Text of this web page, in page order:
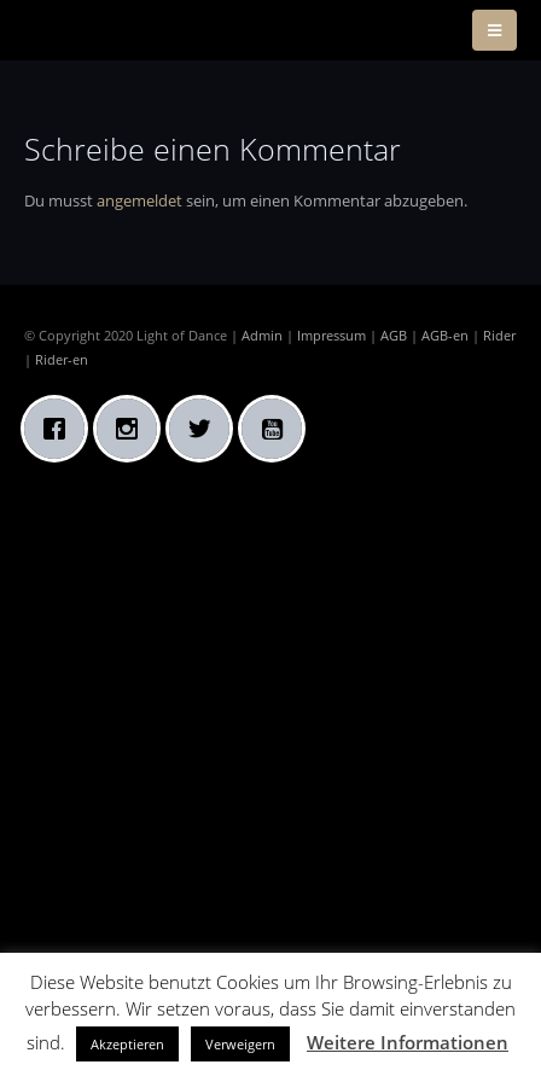
Schreibe einen Kommentar
Du musstangemeldetsein, um einen Kommentar abzugeben.
© Copyright 2020 Light of Dance | Admin | Impressum | AGB | AGB-en | Rider
| Rider-en
Diese Website benutzt Cookies um Ihr Browsing-Erlebnis zu
verbessern. Wir setzen voraus, dass Sie damit einverstanden
sind.
Akzeptieren Verweigern Weitere Informationen